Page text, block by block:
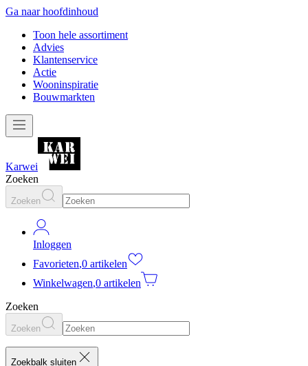
Ga naar hoofdinhoud
Toon hele assortiment
Advies
Klantenservice
Actie
Wooninspiratie
Bouwmarkten
Karwei
Zoeken
Zoeken
Inloggen
Favorieten,0 artikelen
Winkelwagen,0 artikelen
Zoeken
Zoeken
Zoekbalk sluiten